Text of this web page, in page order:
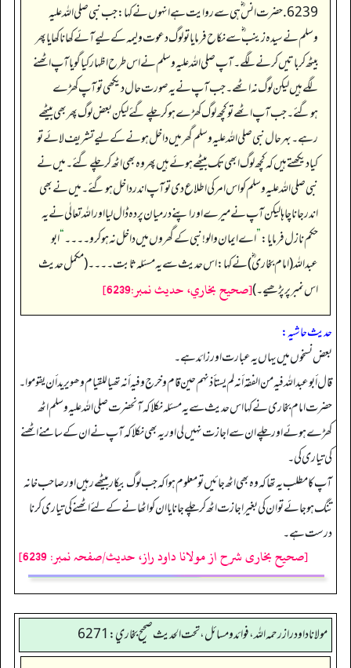
6239. حضرت انس ؓ ہی سے روایت ہے انہوں نے کہا: جب نبی صلی اللہ علیہ
وسلم نے سیدہ زینب‬ ؓ س‬ے نکاح فرمایا تو لوگ دعوت ولیمہ کے لیے آئے کھانا کھایا پھر
بیٹھ کر باتیں کرنے لگے۔ آپ صلی اللہ علیہ وسلم نے اس طرح اظہار کیا گویا آپ اٹھنے
لگے ہیں لیکن لوگ نہ اٹھے۔ جب آپ نے یہ صورت حال دیکھی تو آپ کھڑے
ہوگئے۔ جب آپ اٹھے تو کچھ لوگ کھڑے ہو کر چلے گئے لیکن بعض لوگ پھر بھی بیٹھے
رہے۔ بہرحال نبی صلی اللہ علیہ وسلم گھر میں داخل ہونے کے لیے تشریف لائے تو
کیا دیکھتے ہیں کہ کچھ لوگ ابھی تک بیٹھے ہوئے ہیں پھر وہ بھی اٹھ کر چلے گئے۔ میں نے
نبی صلی اللہ علیہ وسلم کو اس امر کی اطلاع دی تو آپ اندر داخل ہو گئے۔ میں نے بھی
اندر جانا چاہا لیکن آپ نے میرے اور اپنے درمیان پردہ ڈال لیا اور اللہ تعالٰی نے یہ
حکم نازل فرمایا:”اے ایمان والو! نبی کے گھروں میں داخل نہ ہو کرو۔۔۔۔“ابو
عبداللہ (امام بخاری ؓ) نے کہا: اس حدیث سے یہ مسئلہ ثابت۔۔۔۔ (مکمل حدیث
اس نمبر پر پڑھیے۔)[صحيح بخاري، حديث نمبر:6239]
حدیث حاشیہ:
بعض نسخوں میں یہاں یہ عبارت اور زائد ہے۔
قال أبو عبد اللہ فیه من الفقه أنه لم یستأذنهم حین قام و خرج و فیه أنه تھیا للقیام وھو یرید أن یقوموا۔
حضرت امام بخاری نے کہا اس حدیث سے یہ مسئلہ نکلا کہ آنحضرت صلی اللہ علیہ وسلم اٹھ
کھڑے ہوئے اور چلے ان سے اجازت نہیں لی اور یہ بھی نکلا کہ آپ نے ان کے سامنے اٹھنے
کی تیاری کی۔
آپ کا مطلب یہ تھا کہ وہ بھی اٹھ جائیں تو معلوم ہوا کہ جب لوگ بیکار بیٹھے رہیں اور صاحب خانہ
تنگ ہو جائے تو ان کی بغیر اجازت اٹھ کر چلے جانا یا ان کو اٹھانے کے لئے اٹھنے کی تیاری کرنا
درست ہے۔
[صحیح بخاری شرح از مولانا داود راز، حدیث/صفحہ نمبر: 6239]
مولانا داود راز رحمه الله، فوائد و مسائل، تحت الحديث صحيح بخاري: 6271